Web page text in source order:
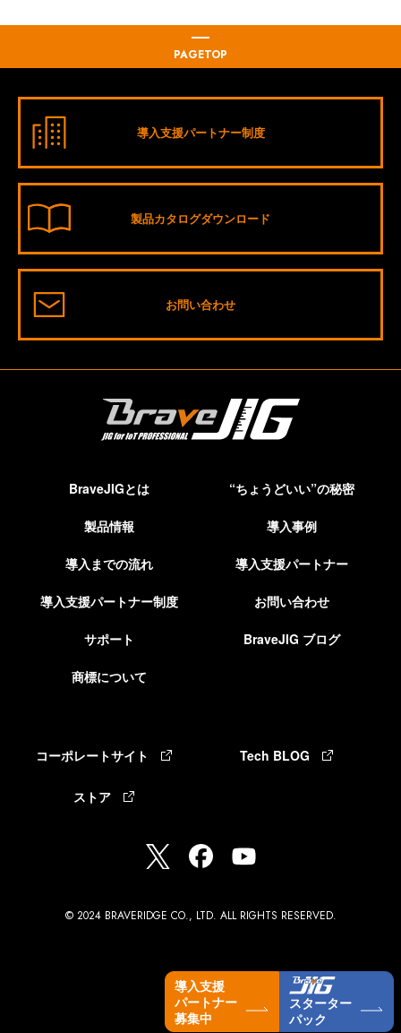
PAGETOP
導入支援パートナー制度
製品カタログダウンロード
お問い合わせ
BraveJIGとは “ちょうどいい”の秘密
製品情報 導入事例
導入までの流れ 導入支援パートナー
導入支援パートナー制度 お問い合わせ
商標について
BraveJIG ブログ
サポート
コーポレートサイト Tech BLOG
ストア
© 2024 BRAVERIDGE CO., LTD. ALL RIGHTS RESERVED.
導入支援
パートナー
募集中
スターター
パック